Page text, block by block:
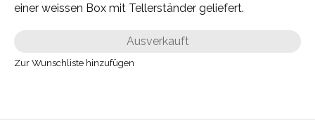
einer weissen Box mit Tellerständer geliefert.
Ausverkauft
Zur Wunschliste hinzufügen